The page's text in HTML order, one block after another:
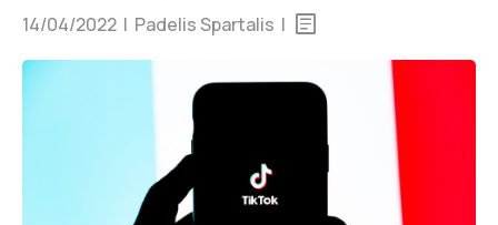
14/04/2022 | Padelis Spartalis |